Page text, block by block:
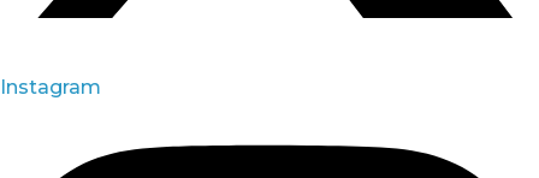
Instagram